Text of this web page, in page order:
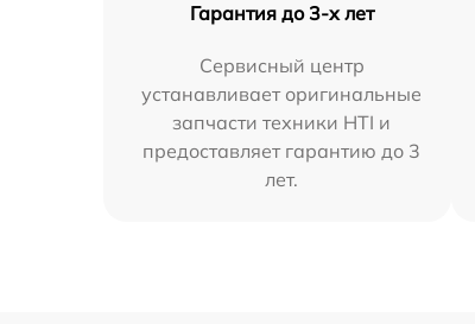
Гарантия до 3-х лет
Сервисный центр
устанавливает оригинальные
запчасти техники HTI и
предоставляет гарантию до 3
лет.